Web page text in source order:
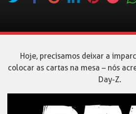
Hoje, precisamos deixar a
colocar as cartas na mesa – nós
Day-Z.